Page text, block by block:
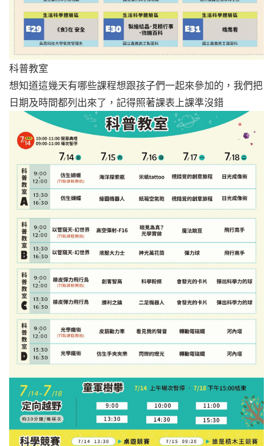
科普教室
想知道這幾天有哪些課程想跟孩子們一起來參加的，我們把
日期及時間都列出來了，記得照著課表上課準沒錯